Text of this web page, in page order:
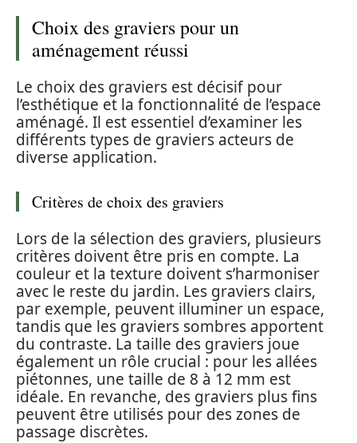
Choix des graviers pour un
aménagement réussi
Le choix des graviers est décisif pour
l’esthétique et la fonctionnalité de l’espace
aménagé. Il est essentiel d’examiner les
différents types de graviers acteurs de
diverse application.
Critères de choix des graviers
Lors de la sélection des graviers, plusieurs
critères doivent être pris en compte. La
couleur et la texture doivent s’harmoniser
avec le reste du jardin. Les graviers clairs,
par exemple, peuvent illuminer un espace,
tandis que les graviers sombres apportent
du contraste. La taille des graviers joue
également un rôle crucial : pour les allées
piétonnes, une taille de 8 à 12 mm est
idéale. En revanche, des graviers plus fins
peuvent être utilisés pour des zones de
passage discrètes.